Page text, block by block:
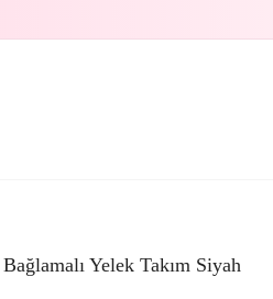
Yelek Takım Siyah